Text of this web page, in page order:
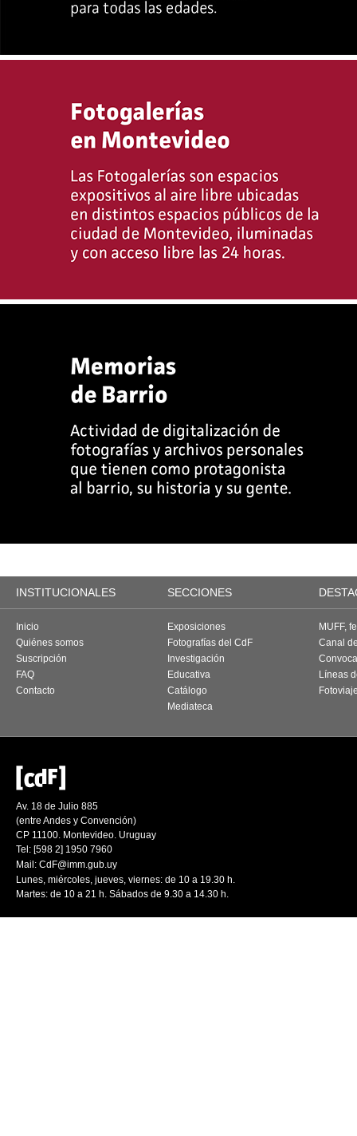
INSTITUCIONALES SECCIONES
Inicio
Quiénes somos
Suscripción
FAQ
Contacto
Exposiciones
Fotografías del CdF
Investigación
Educativa
Catálogo
Mediateca
MUFF,
Canal
Líneas
Av. 18 de Julio 885
(entre Andes y Convención)
CP 11100. Montevideo. Uruguay
Tel: [598 2] 1950 7960
Mail: CdF@imm.gub.uy
Lunes, miércoles, jueves, viernes: de 10 a 19.30 h.
Martes: de 10 a 21 h. Sábados de 9.30 a 14.30 h.